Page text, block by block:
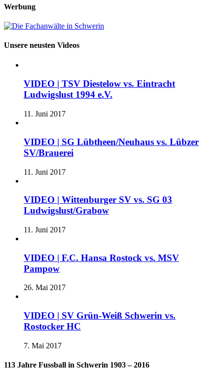
Werbung
Unsere neusten Videos
VIDEO | TSV Diestelow vs. Eintracht
Ludwigslust 1994 e.V.
11. Juni 2017
VIDEO | SG Lübtheen/Neuhaus vs. Lübzer
SV/Brauerei
11. Juni 2017
VIDEO | Wittenburger SV vs. SG 03
Ludwigslust/Grabow
11. Juni 2017
VIDEO | F.C. Hansa Rostock vs. MSV
Pampow
26. Mai 2017
VIDEO | SV Grün-Weiß Schwerin vs.
Rostocker HC
7. Mai 2017
113 Jahre Fussball in Schwerin 1903 – 2016